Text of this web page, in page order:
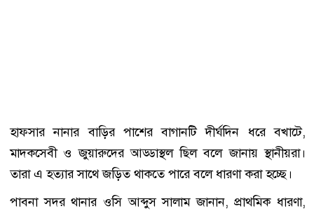
হাফসার নানার বাড়ির পাশের বাগানটি দীর্ঘদিন ধরে বখাটে,
মাদকসেবী ও জুয়ারুদের আড্ডাস্থল ছিল বলে জানায় স্থানীয়রা।
তারা এ হত্যার সাথে জড়িত থাকতে পারে বলে ধারণা করা হচ্ছে।
পাবনা সদর থানার ওসি আব্দুস সালাম জানান, প্রাথমিক ধারণা,